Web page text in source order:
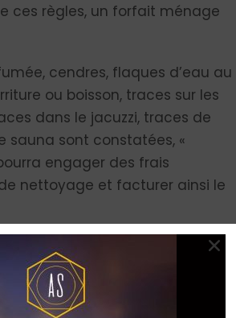
ces règles, un forfait ménage
cendres, flaques d’eau au
ou boisson, traces sur les
dans le jacuzzi, traces de
sauna sont constatées, «
pourra engager des frais
nettoyage et facturer ainsi le
SEJOUR
avant son départ :
porte de l’appartement et à